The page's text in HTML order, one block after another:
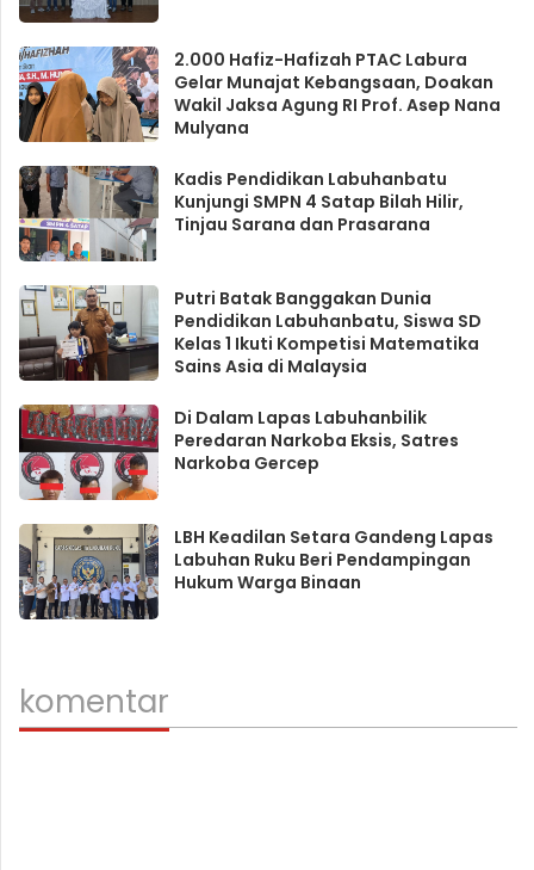
2.000 Hafiz-Hafizah PTAC Labura
Gelar Munajat Kebangsaan, Doakan
Wakil Jaksa Agung RI Prof. Asep Nana
Mulyana
Kadis Pendidikan Labuhanbatu
Kunjungi SMPN 4 Satap Bilah Hilir,
Tinjau Sarana dan Prasarana
Putri Batak Banggakan Dunia
Pendidikan Labuhanbatu, Siswa SD
Kelas 1 Ikuti Kompetisi Matematika
Sains Asia di Malaysia
Di Dalam Lapas Labuhanbilik
Peredaran Narkoba Eksis, Satres
Narkoba Gercep
LBH Keadilan Setara Gandeng Lapas
Labuhan Ruku Beri Pendampingan
Hukum Warga Binaan
komentar